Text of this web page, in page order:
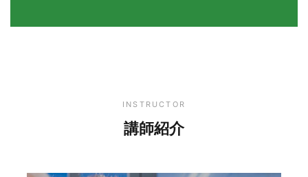
INSTRUCTOR
講師紹介